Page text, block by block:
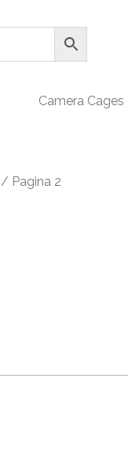
Camera Cages
/ Pagina 2